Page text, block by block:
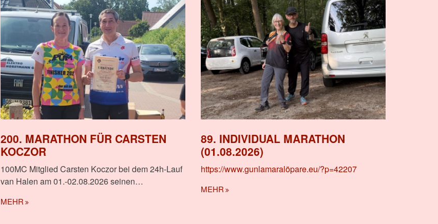
200. MARATHON FÜR CARSTEN
KOCZOR
100MC Mitglied Carsten Koczor bei dem 24h-Lauf
van Halen am 01.-02.08.2026 seinen…
MEHR
89. INDIVIDUAL MARATHON
(01.08.2026)
https://www.gunlamaralöpare.eu/?p=42207
MEHR